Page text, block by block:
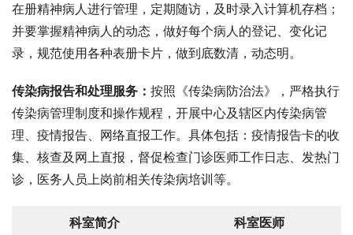
在册精神病人进行管理，定期随访，及时录入计算机存档；
并要掌握精神病人的动态，做好每个病人的登记、变化记
录，规范使用各种表册卡片，做到底数清，动态明。
传染病报告和处理服务： 按照《传染病防治法》，严格执行
传染病管理制度和操作规程，开展中心及辖区内传染病管
理、疫情报告、网络直报工作。具体包括：疫情报告卡的收
集、核查及网上直报，督促检查门诊医师工作日志、发热门
诊，医务人员上岗前相关传染病培训等。
科室简介 科室医师